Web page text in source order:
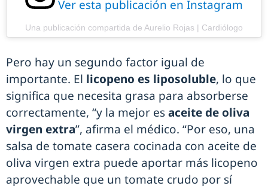
Ver esta publicación en Instagram
Una publicación compartida de Aurelio Rojas | Cardiólogo
Pero hay un segundo factor igual de
importante. El licopeno es liposoluble, lo que
significa que necesita grasa para absorberse
correctamente, “y la mejor esaceite de oliva
virgen extra”, afirma el médico. “Por eso, una
salsa de tomate casera cocinada con aceite de
oliva virgen extra puede aportar más licopeno
aprovechable que un tomate crudo por sí